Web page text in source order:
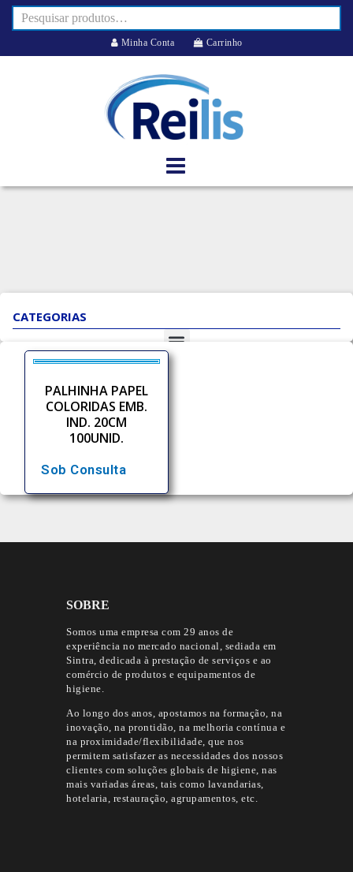
Minha Conta Carrinho
CATEGORIAS
PALHINHA PAPEL
COLORIDAS EMB.
IND. 20CM
100UNID.
Sob Consulta
SOBRE
Somos uma empresa com 29 anos de
experiência no mercado nacional, sediada em
Sintra, dedicada à prestação de serviços e ao
comércio de produtos e equipamentos de
higiene.
Ao longo dos anos, apostamos na formação, na
inovação, na prontidão, na melhoria contínua e
na proximidade/flexibilidade, que nos
permitem satisfazer as necessidades dos nossos
clientes com soluções globais de higiene, nas
mais variadas áreas, tais como lavandarias,
hotelaria, restauração, agrupamentos, etc.